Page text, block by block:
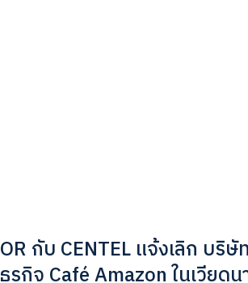
OR กับ CENTEL แจ้งเลิก บริ
ธุรกิจ Café Amazon ในเวียดน